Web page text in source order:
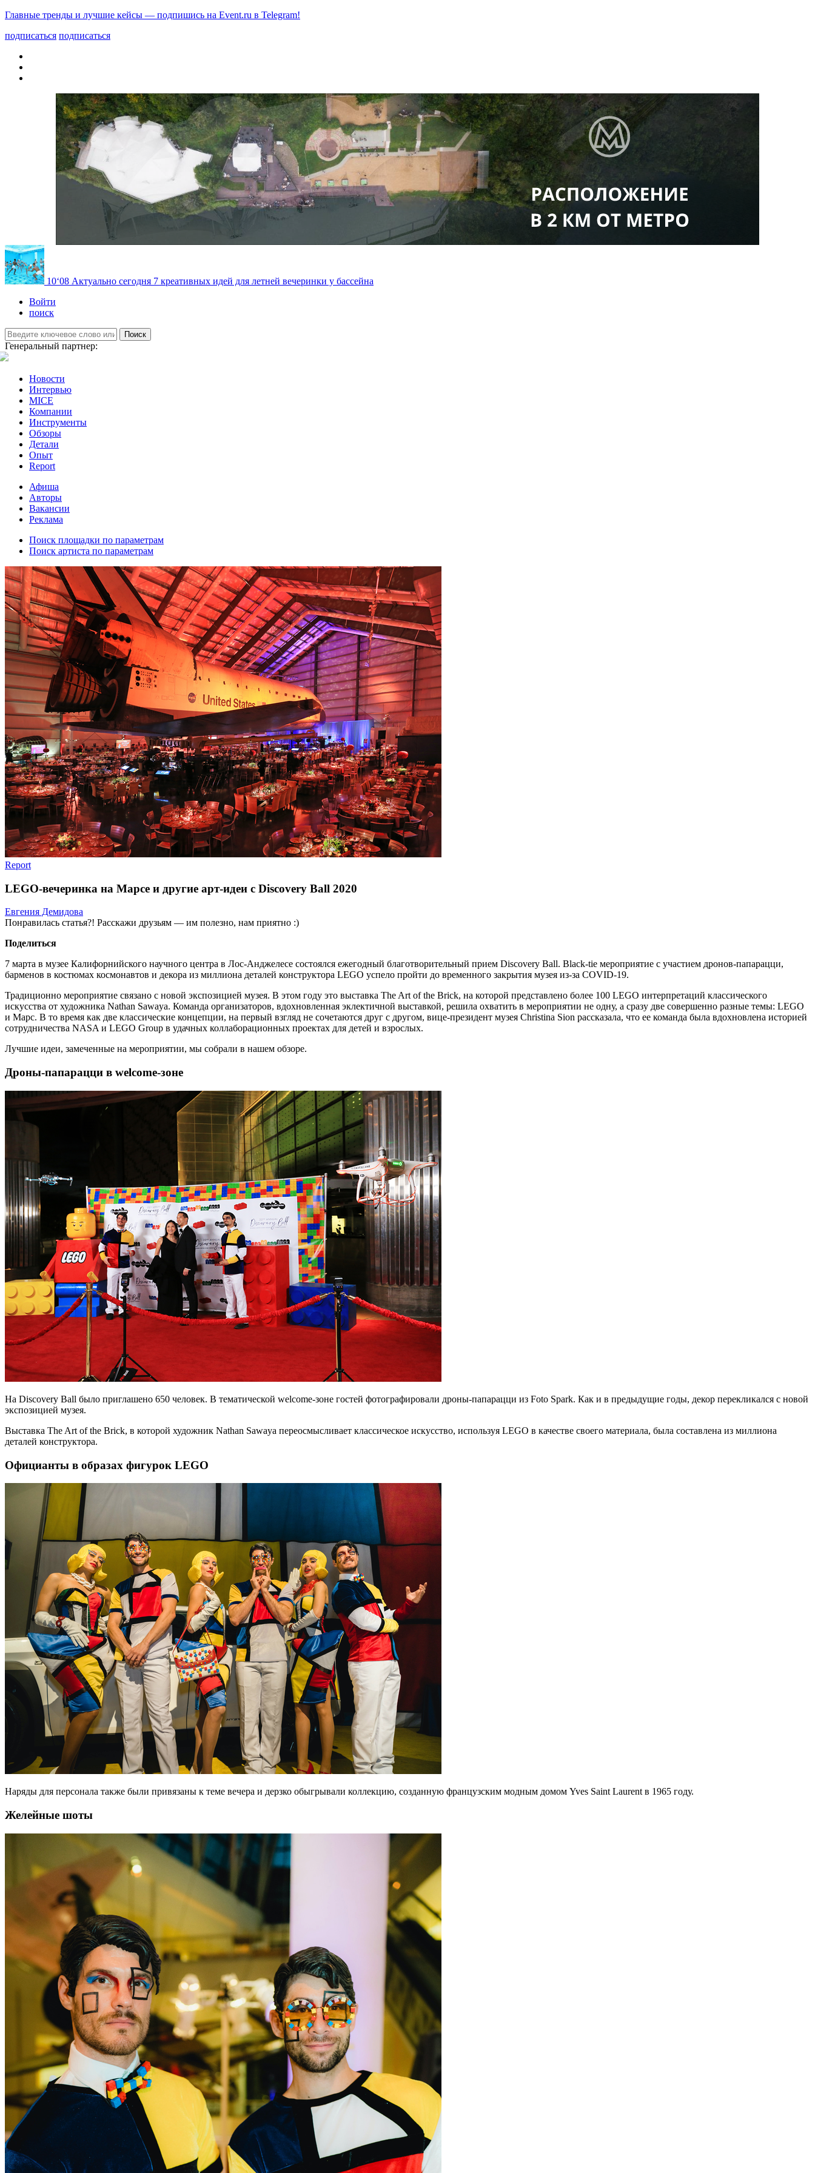
Главные тренды и лучшие кейсы — подпишись на Event.ru в Telegram!
подписаться подписаться
10‘08 Актуально сегодня 7 креативных идей для летней вечеринки у бассейна
Войти
поиск
Поиск
Генеральный партнер:
Новости
Интервью
MICE
Компании
Инструменты
Обзоры
Детали
Опыт
Report
Афиша
Авторы
Вакансии
Реклама
Поиск площадки по параметрам
Поиск артиста по параметрам
Report
LEGO-вечеринка на Марсе и другие арт-идеи с Discovery Ball 2020
Евгения Демидова
Понравилась статья?! Расскажи друзьям — им полезно, нам приятно :)
Поделиться
7 марта в музее Калифорнийского научного центра в Лос-Анджелесе состоялся ежегодный благотворительный прием Discovery Ball. Black-tie мероприятие с участием дронов-папарацци,
барменов в костюмах космонавтов и декора из миллиона деталей конструктора LEGO успело пройти до временного закрытия музея из-за COVID-19.
Традиционно мероприятие связано с новой экспозицией музея. В этом году это выставка The Art of the Brick, на которой представлено более 100 LEGO интерпретаций классического
искусства от художника Nathan Sawaya. Команда организаторов, вдохновленная эклектичной выставкой, решила охватить в мероприятии не одну, а сразу две совершенно разные темы: LEGO
и Марс. В то время как две классические концепции, на первый взгляд не сочетаются друг с другом, вице-президент музея Christina Sion рассказала, что ее команда была вдохновлена историей
сотрудничества NASA и LEGO Group в удачных коллаборационных проектах для детей и взрослых.
Лучшие идеи, замеченные на мероприятии, мы собрали в нашем обзоре.
Дроны-папарацци в welcome-зоне
На Discovery Ball было приглашено 650 человек. В тематической welcome-зоне гостей фотографировали дроны-папарацци из Foto Spark. Как и в предыдущие годы, декор перекликался с новой
экспозицией музея.
Выставка The Art of the Brick, в которой художник Nathan Sawaya переосмысливает классическое искусство, используя LEGO в качестве своего материала, была составлена из миллиона
деталей конструктора.
Официанты в образах фигурок LEGO
Наряды для персонала также были привязаны к теме вечера и дерзко обыгрывали коллекцию, созданную французским модным домом Yves Saint Laurent в 1965 году.
Желейные шоты